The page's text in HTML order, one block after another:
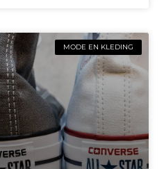
MODE EN KLEDING